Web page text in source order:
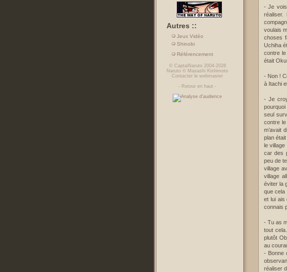
Autres ::
Jeux Vidéo
Shinobi
Référencement
© CaptaiNaruto2004-2026
Naruto © Masashi Kishimoto
Contacter le webmaster
- Retour en haut -
- Je
réaliser.
voulais
choses
Uchiha
contre
était
- Non !
à Itachi
- Je
seul
contre le
m’avait
plan
le village
car des
peu de
village
village
éviter la
que cela
et lui ais
connais
- Tu as
tout
plutôt
au
- Bonne
réaliser